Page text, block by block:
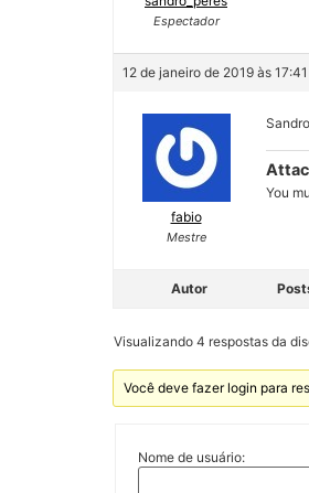
Espectador
12 de janeiro de 2019 às 17:41
fabio
Mestre
You
Autor
Visualizando 4 respostas da
Você deve fazer login para
Nome de usuário: